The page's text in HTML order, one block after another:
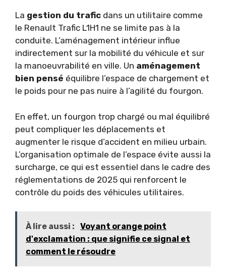
La gestion du trafic dans un utilitaire comme
le Renault Trafic L1H1 ne se limite pas à la
conduite. L’aménagement intérieur influe
indirectement sur la mobilité du véhicule et sur
la manoeuvrabilité en ville. Un aménagement
bien pensé équilibre l’espace de chargement et
le poids pour ne pas nuire à l’agilité du fourgon.
En effet, un fourgon trop chargé ou mal équilibré
peut compliquer les déplacements et
augmenter le risque d’accident en milieu urbain.
L’organisation optimale de l’espace évite aussi la
surcharge, ce qui est essentiel dans le cadre des
réglementations de 2025 qui renforcent le
contrôle du poids des véhicules utilitaires.
À lire aussi :
Voyant orange point
d'exclamation : que signifie ce signal et
comment le résoudre